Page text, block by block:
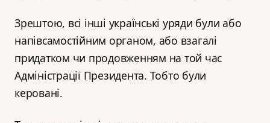
Зрештою, всі інші українські уряди були або
напівсамостійним органом, або взагалі
придатком чи продовженням на той час
Адміністрації Президента. Тобто були
керовані.